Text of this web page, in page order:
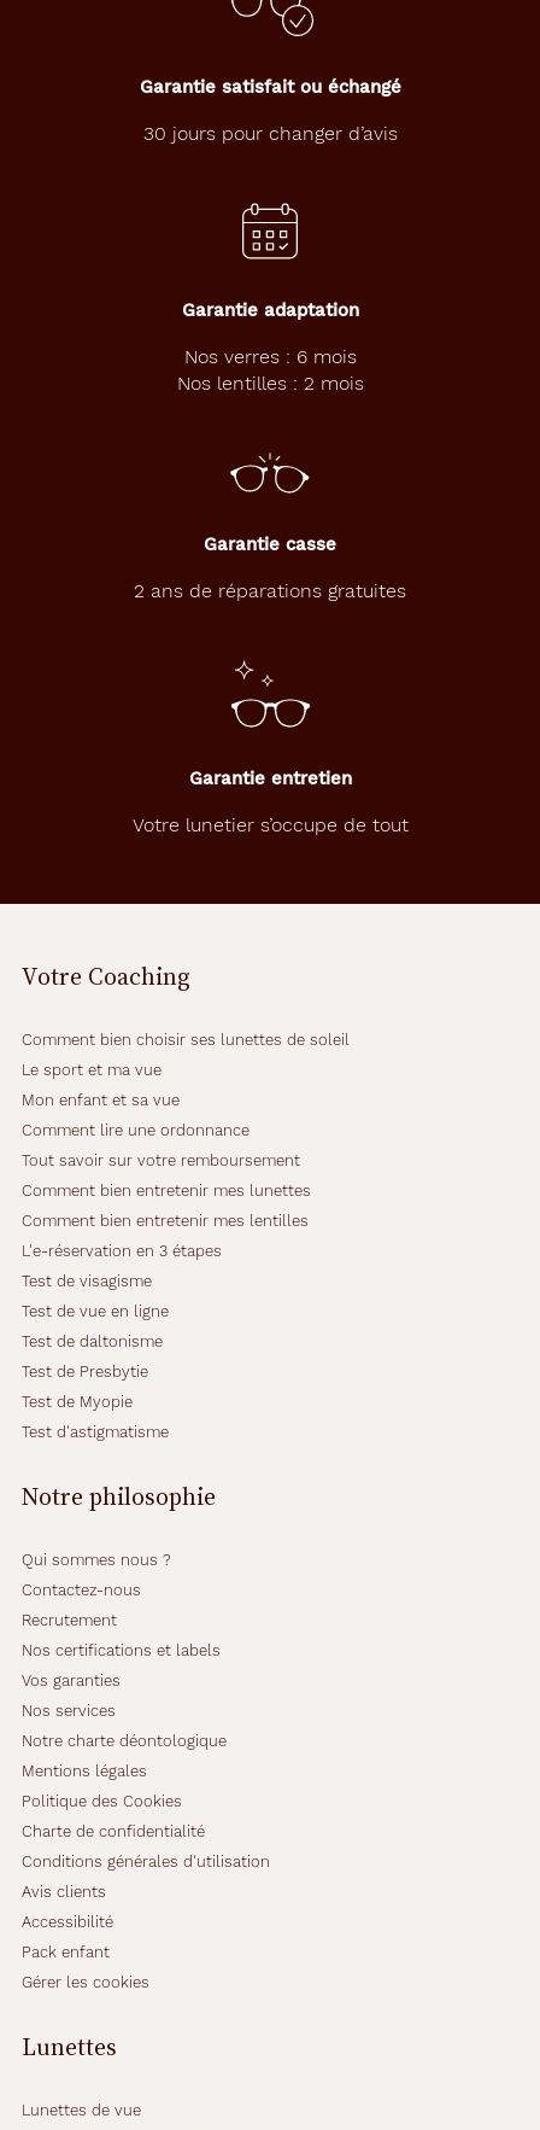
Garantie satisfait ou échangé
30 jours pour changer d’avis
Garantie adaptation
Nos verres : 6 mois
Nos lentilles : 2 mois
Garantie casse
2 ans de réparations gratuites
Garantie entretien
Votre lunetier s’occupe de tout
Votre Coaching
Comment bien choisir ses lunettes de soleil
Le sport et ma vue
Mon enfant et sa vue
Comment lire une ordonnance
Tout savoir sur votre remboursement
Comment bien entretenir mes lunettes
Comment bien entretenir mes lentilles
L'e-réservation en 3 étapes
Test de visagisme
Test de vue en ligne
Test de daltonisme
Test de Presbytie
Test de Myopie
Test d'astigmatisme
Notre philosophie
Qui sommes nous ?
Contactez-nous
Recrutement
Nos certifications et labels
Vos garanties
Nos services
Notre charte déontologique
Mentions légales
Politique des Cookies
Charte de confidentialité
Conditions générales d'utilisation
Avis clients
Accessibilité
Pack enfant
Gérer les cookies
Lunettes
Lunettes de vue